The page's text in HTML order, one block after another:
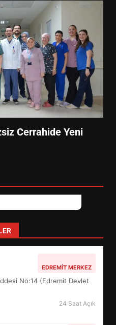
Cerrahide Yeni
EDREMIT MERKEZ
No:14 (Edremit Devlet
24 Saat Açık
NE
GURURU TÜRKİYE
NE BAŞARDI?